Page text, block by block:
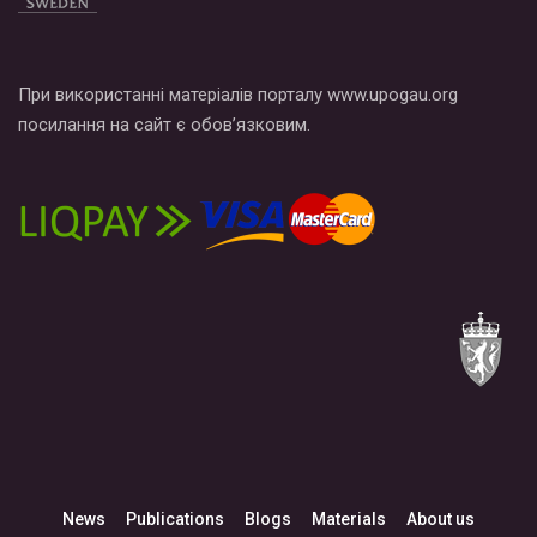
При використанні матеріалів порталу www.upogau.org
посилання на сайт є обов’язковим.
News Publications Blogs Materials About us